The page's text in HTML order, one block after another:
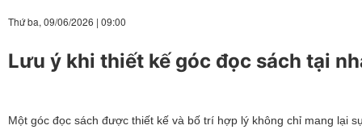
Thứ ba, 09/06/2026 | 09:00
Lưu ý khi thiết kế góc đọc sách tại
Một góc đọc sách được thiết kế và bố trí hợp lý không chỉ mang lại